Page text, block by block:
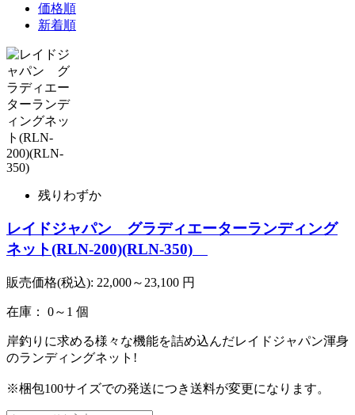
価格順
新着順
残りわずか
レイドジャパン グラディエーターランディング
ネット(RLN-200)(RLN-350)
販売価格(税込): 22,000～23,100 円
在庫： 0～1 個
岸釣りに求める様々な機能を詰め込んだレイドジャパン渾身
のランディングネット!
※梱包100サイズでの発送につき送料が変更になります。